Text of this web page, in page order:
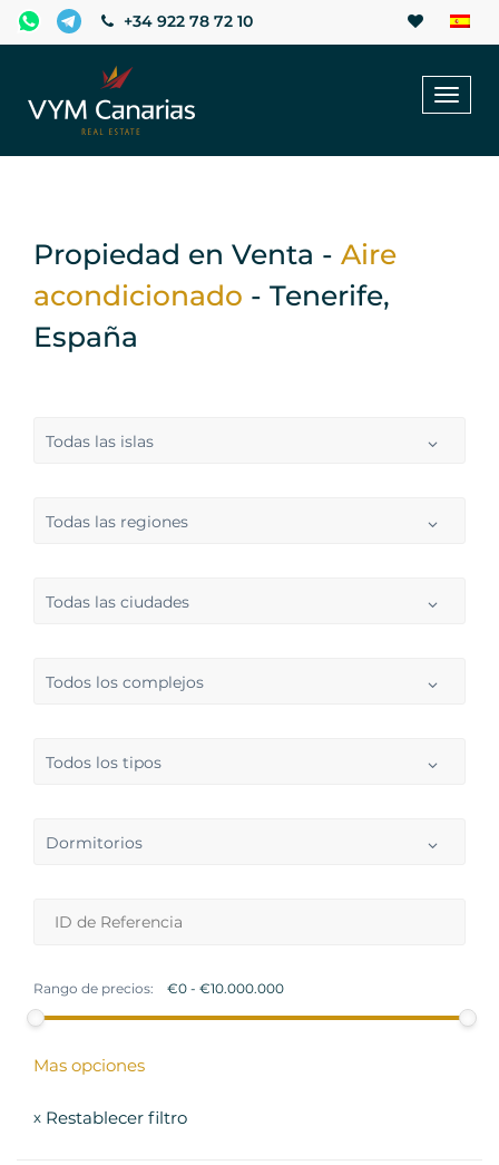
+34 922 78 72 10
Propiedad en Venta - Aire
acondicionado - Tenerife,
España
Todas las islas
Todas las regiones
Todas las ciudades
Todos los complejos
Todos los tipos
Dormitorios
Rango de precios:
Mas opciones
x Restablecer filtro